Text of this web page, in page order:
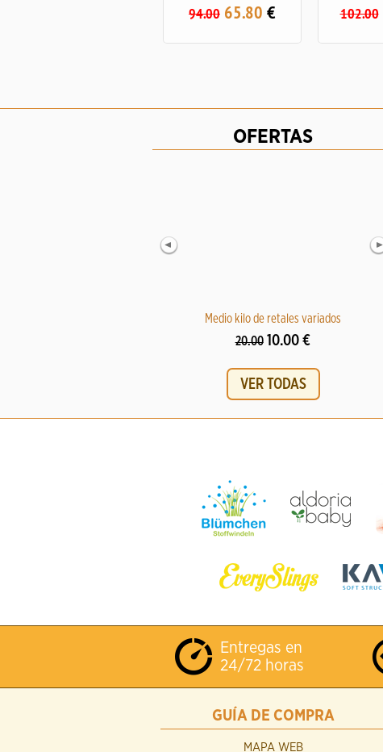
94.00 65.80 € 102.00
OFERTAS
Medio kilo de retales variados
20.0010.00 €
VER TODAS
Entregas en
24/72 horas
GUÍA DE COMPRA
MAPA WEB